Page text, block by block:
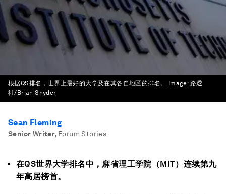
根据QS排名，世界上最好的大学及在其各自地区的排名。 Image: 路透
社/Brian Snyder
Sean Fleming
Senior Writer, Forum Stories
在QS世界大学排名中，麻省理工学院（MIT）连续第九
年高居榜首。